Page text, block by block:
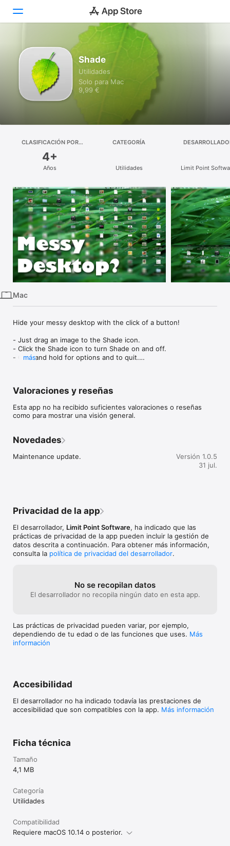
Descubrir
Arcade
Crear
Desarrollar
Buscar
Plataforma
iPhone
iPad
Mac
Watch
TV
Shade
Utilidades
Solo para Mac
9,99 €
CLASIFICACIÓN POR
4+
Años
CATEGORÍA
Utilidades Limit Point
Mac
Hide your messy desktop with the click of a button!
- Just drag an image to the Shade icon.
- Click the Shade icon to turn Shade on and off.
- Click and hold for options and to quit.
más
Valoraciones y reseñas
Esta app no ha recibido suficientes valoraciones o reseñas
como para mostrar una visión general.
Novedades
Maintenance update.
Versión 1.0.5
31 jul.
Privacidad de la app
El desarrollador, Limit Point Software, ha indicado que las
prácticas de privacidad de la app pueden incluir la gestión de
datos descrita a continuación. Para obtener más información,
consulta la política de privacidad del desarrollador.
No se recopilan datos
El desarrollador no recopila ningún dato en esta app.
Las prácticas de privacidad pueden variar, por ejemplo,
dependiendo de tu edad o de las funciones que uses. Más
información
Accesibilidad
El desarrollador no ha indicado todavía las prestaciones de
accesibilidad que son compatibles con la app. Más información
Ficha técnica
Tamaño
4,1 MB
Categoría
Utilidades
Compatibilidad
Requiere macOS 10.14 o posterior.